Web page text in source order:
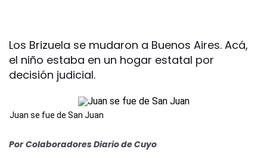
Los Brizuela se mudaron a Buenos Aires. Acá,
el niño estaba en un hogar estatal por
decisión judicial.
Juan se fue de San Juan
Por Colaboradores Diario de Cuyo